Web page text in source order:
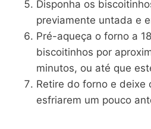
Disponha os
previamente untada e
Pré-aqueça o forno a
biscoitinhos por
minutos, ou até que
Retire do forno e deixe
esfriarem um pouco